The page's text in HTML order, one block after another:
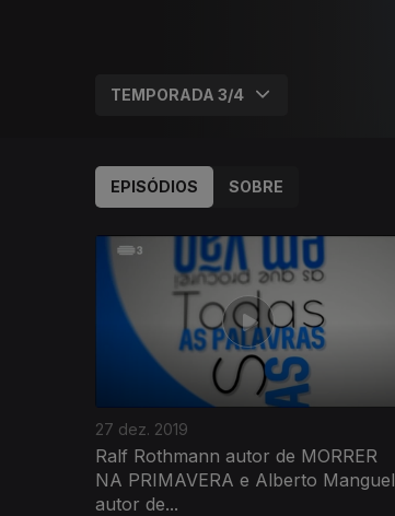
EPISÓDIOS SOBRE
27 dez. 2019
Ralf Rothmann autor de MORRER
NA PRIMAVERA e Alberto Manguel
autor de...